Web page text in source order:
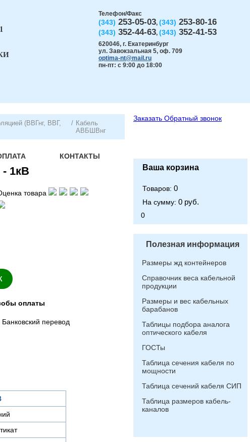
Телефон/Факс
(343) 253-05-03, (343) 253-80-16
(343) 352-44-63, (343) 352-41-53
620046, г. Екатеринбург
ул. Завокзальная 5, оф. 709
optima-nt@mail.ru
пн-пт: с 9:00 до 18:00
КОНТАКТЫ
(ВВГнг, ВВГ,
/ Кабель
АВБШВнг
1кВ
товара
оплаты
Банковский перевод
Заказать Обратный звонок
Ваша корзина
Товаров: 0
На сумму: 0 руб.
0
Полезная информация
Размеры жд контейнеров
Справочник веса кабельной
продукции
Размеры и вес кабельных
барабанов
Таблицы подбора аналога
оптического кабеля
ГОСТы
Таблица сечения кабеля по
мощности
Таблица сечений кабеля СИП
Таблица размеров кабель-
каналов